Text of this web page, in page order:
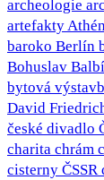
archeologie
artefakty
baroko Berlín
Bohuslav
bytová
David
české divadlo
charita chrám
cisterny ČSSR